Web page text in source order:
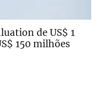
de US$ 1
150 milhões